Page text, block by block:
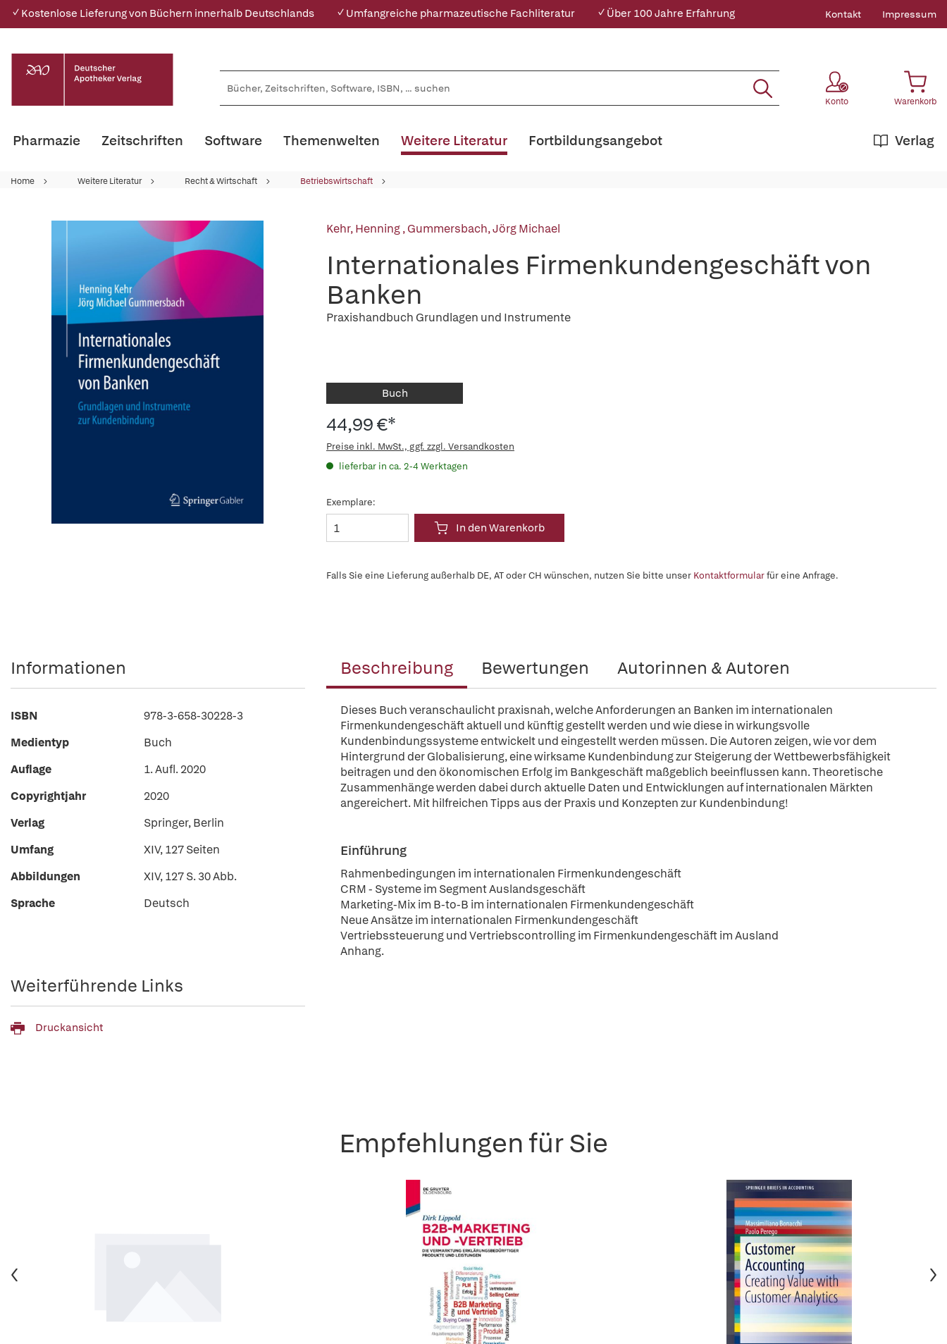
✓ Kostenlose Lieferung von Büchern innerhalb Deutschlands ✓ Umfangreiche pharmazeutische Fachliteratur ✓ Über 100 Jahre Erfahrung Kontakt Impressum
Konto Warenkorb
Pharmazie Zeitschriften Software Themenwelten Weitere Literatur Verlag
Fortbildungsangebot
Home Weitere Literatur Recht & Wirtschaft Betriebswirtschaft
Kehr, Henning,Gummersbach, Jörg Michael
Internationales Firmenkundengeschäft von
Banken
Praxishandbuch Grundlagen und Instrumente
Buch
44,99 €*
Preise inkl. MwSt., ggf. zzgl. Versandkosten
lieferbar in ca. 2-4 Werktagen
Exemplare:
In den Warenkorb
Falls Sie eine Lieferung außerhalb DE, AT oder CH wünschen, nutzen Sie bitte unser Kontaktformularfür eine Anfrage.
Beschreibung Bewertungen Autorinnen & Autoren
Dieses Buch veranschaulicht praxisnah, welche Anforderungen an Banken im internationalen
Firmenkundengeschäft aktuell und künftig gestellt werden und wie diese in wirkungsvolle
Kundenbindungssysteme entwickelt und eingestellt werden müssen. Die Autoren zeigen, wie vor dem
Hintergrund der Globalisierung, eine wirksame Kundenbindung zur Steigerung der Wettbewerbsfähigkeit
beitragen und den ökonomischen Erfolg im Bankgeschäft maßgeblich beeinflussen kann. Theoretische
Zusammenhänge werden dabei durch aktuelle Daten und Entwicklungen auf internationalen Märkten
angereichert. Mit hilfreichen Tipps aus der Praxis und Konzepten zur Kundenbindung!
Einführung
Rahmenbedingungen im internationalen Firmenkundengeschäft
CRM - Systeme im Segment Auslandsgeschäft
Marketing-Mix im B-to-B im internationalen Firmenkundengeschäft
Neue Ansätze im internationalen Firmenkundengeschäft
Vertriebssteuerung und Vertriebscontrolling im Firmenkundengeschäft im Ausland
Anhang.
Informationen
ISBN
978-3-658-30228-3
Medientyp
Buch
Auflage
1. Aufl. 2020
Copyrightjahr
2020
Verlag
Springer, Berlin
Umfang
XIV, 127 Seiten
Abbildungen
XIV, 127 S. 30 Abb.
Sprache
Deutsch
Weiterführende Links
Druckansicht
Empfehlungen für Sie